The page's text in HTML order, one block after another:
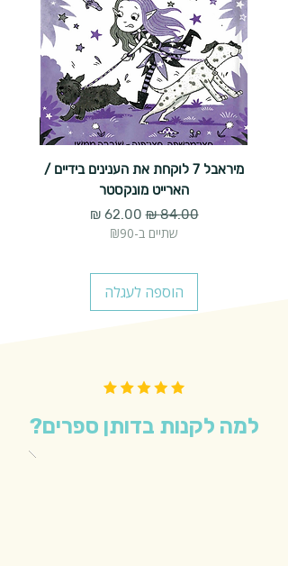
מיראבל 7 לוקחת את הענינים בידיים /
הארייט מונקסטר
מחיר רגיל‏84.00 ‏₪ מחיר מבצע
שתיים ב-₪90
הוספה לעגלה
למה לקנות בדותן ספרים?